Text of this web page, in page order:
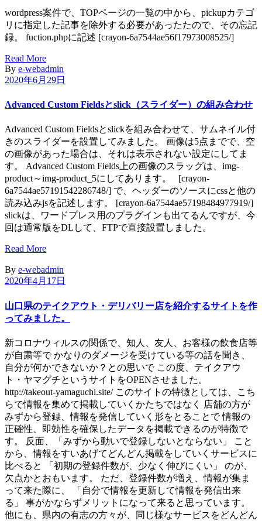
wordpress案件で、TOPページの一覧の中から、pickupカテゴ
リに指定した記事を除外する必要があったたので、その忘記
録。 fuction.phpに記述 [crayon-6a7544ae56f17973008525/]
Read More
By e-webadmin
2020年6月29日
Advanced Custom Fieldsとslick（スライダー）の組み合わせ
Advanced Custom Fieldsとslickを組み合わせて、サムネイル付
きのスライダーを設置してみました。 画像は5点までで、空
の画像があった場合は、それは表示されない設定にしてま
す。 Advanced Custom Fields上の画像のスラッグは、img-
product～img-product_5にしてあります。 [crayon-
6a7544ae57191542286748/] で、ヘッダーのソースにcssと他の
読み込みjsを記述します。 [crayon-6a7544ae57198484977919/]
slickは、ワードプレス用のプラグインも出てるんですが、今
回は通常版をDLして、FTPで直接設置しました。
Read More
By e-webadmin
2020年4月17日
山口県のテイクアウト・デリバリー店を紹介するサイトを作
ってみました。
新コロナウィルスの関係で、知人、友人、お客様の飲食店等
が自粛等で かなりのダメージを受けている等の話を聞き、
自分が何かできないか？との思いで この度、テイクアウ
ト・ヤマグチというサイトをOPENさせました。
http://takeout-yamaguchi.site/ このサイトの特徴としては、こち
らで情報を集めて掲載していくかたちではなく 店舗の方が
みずから登録、情報を発信していく形をとることで 情報の
正確性、即効性を確保したデータを掲載できるのが特徴で
す。 反面、「みずから動いで登録しないとならない」 こと
から、情報をすいあげてどんどん掲載をしていくサービスに
比べると 「初期の登録件数が、少なく伸びにくい」 のが、
欠点かとおもいます。 ただ、登録件数が増え、情報が集ま
って来た際に、 「自分で情報を更新して情報を発信出来
る」 事がかならずメリットになって来ると思っています。
他にも、県内の有志の方々が、同じ様なサービスをどんどん